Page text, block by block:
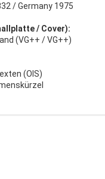
/ Germany 1975
/ Cover):
(VG++ / VG++)
(OIS)